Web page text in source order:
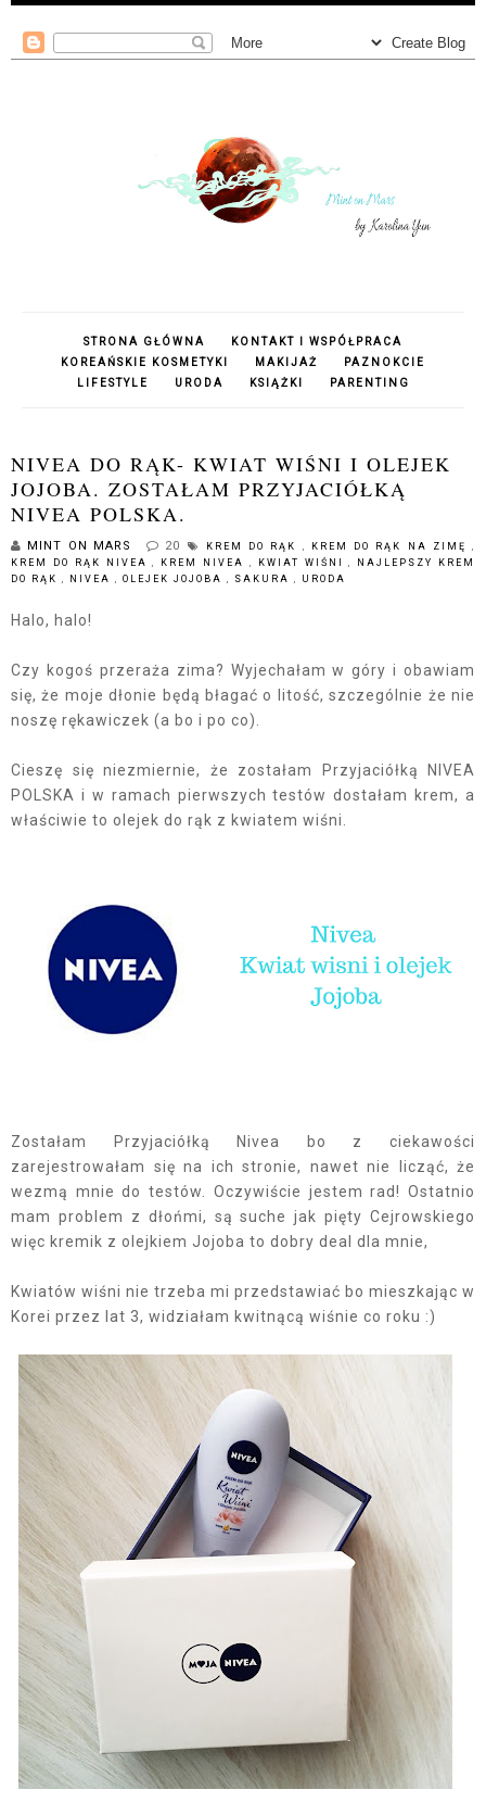
STRONA GŁÓWNA
KONTAKT I WSPÓŁPRACA
KOREAŃSKIE KOSMETYKI
MAKIJAŻ
PAZNOKCIE
LIFESTYLE
URODA KSIĄŻKI PARENTING
NIVEA DO RĄK- KWIAT WIŚNI I OLEJEK
JOJOBA. ZOSTAŁAM PRZYJACIÓŁKĄ
NIVEA POLSKA.
MINT ON MARS 20 KREM DO RĄK , KREM DO RĄK NA ZIMĘ ,
KREM DO RĄK NIVEA, KREM NIVEA , KWIAT WIŚNI,
NAJLEPSZY KREM
DO RĄK , NIVEA , OLEJEK JOJOBA , SAKURA , URODA
Halo, halo!
Czy kogoś przeraża zima? Wyjechałam w góry i obawiam
się, że moje dłonie będą błagać o litość, szczególnie że nie
noszę rękawiczek (a bo i po co).
Cieszę się niezmiernie, że zostałam Przyjaciółką NIVEA
POLSKA i w ramach pierwszych testów dostałam krem, a
właściwie to olejek do rąk z kwiatem wiśni.
Zostałam Przyjaciółką Nivea bo z ciekawości
zarejestrowałam się na ich stronie, nawet nie licząć, że
wezmą mnie do testów. Oczywiście jestem rad! Ostatnio
mam problem z dłońmi, są suche jak pięty Cejrowskiego
więc kremik z olejkiem Jojoba to dobry deal dla mnie,
Kwiatów wiśni nie trzeba mi przedstawiać bo mieszkając w
Korei przez lat 3, widziałam kwitnącą wiśnie co roku :)